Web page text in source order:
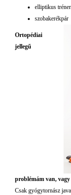
elliptikus tréner
szobakerékpár
Ortopédiai
jellegű
problémám van,
Csak gyógytornász